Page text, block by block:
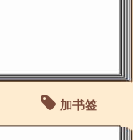
加书签